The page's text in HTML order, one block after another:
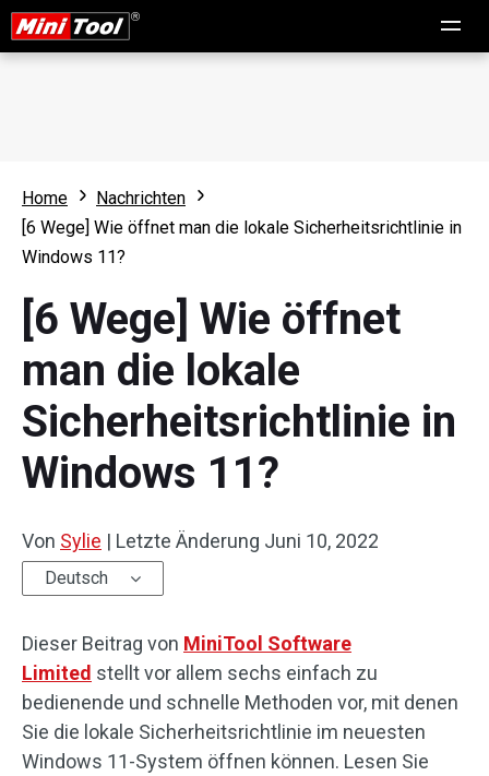
Home
Nachrichten
[6 Wege] Wie öffnet man die lokale Sicherheitsrichtlinie in
Windows 11?
[6 Wege] Wie öffnet
man die lokale
Sicherheitsrichtlinie in
Windows 11?
Von Sylie | Letzte Änderung Juni 10, 2022
Deutsch
Dieser Beitrag von MiniTool Software
Limited stellt vor allem sechs einfach zu
bedienende und schnelle Methoden vor, mit denen
Sie die lokale Sicherheitsrichtlinie im neuesten
Windows 11-System öffnen können. Lesen Sie